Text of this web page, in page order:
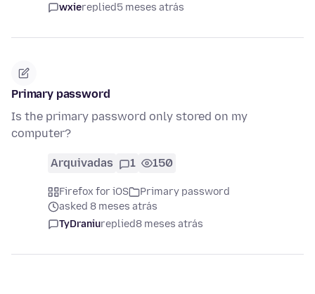
wxiereplied5 meses atrás
Primary password
Is the primary password only stored on my
computer?
Arquivadas 1 150
Firefox for iOS
Primary password
asked 8 meses atrás
TyDraniureplied8 meses atrás